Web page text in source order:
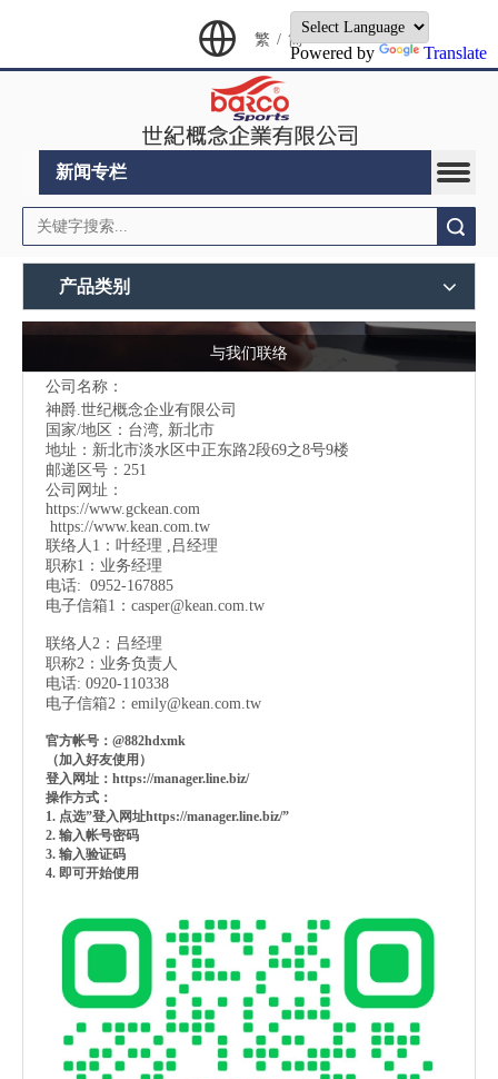
Powered by Translate
繁 / 简
新闻专栏
产品类别
与我们联络
公司名称：
神爵.世纪概念企业有限公司
国家/地区：台湾, 新北市
地址： 新北市淡水区中正东路2段69之8号9楼
邮递区号：251
公司网址：
https://www.gckean.com
https://www.kean.com.tw
联络人1：叶经理 ,吕经理
职称1：业务经理
电话: 0952-167885
电子信箱1： casper@kean.com.tw
联络人2：吕经理
职称2：业务负责人
电话: 0920-110338
电子信箱2： emily@kean.com.tw
官方帐号：@882hdxmk
（加入好友使用）
登入网址：https://manager.line.biz/
操作方式：
1. 点选”登入网址https://manager.line.biz/”
2. 输入帐号密码
3. 输入验证码
4. 即可开始使用